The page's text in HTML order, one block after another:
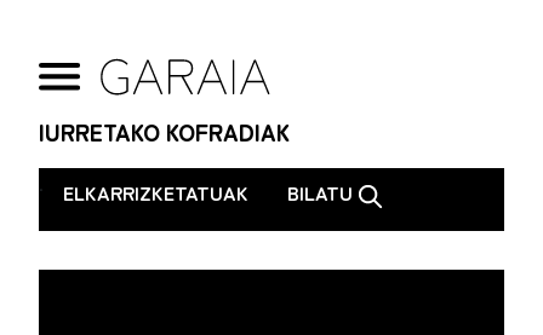
IURRETAKO KOFRADIAK
. ELKARRIZKETATUAK BILATU